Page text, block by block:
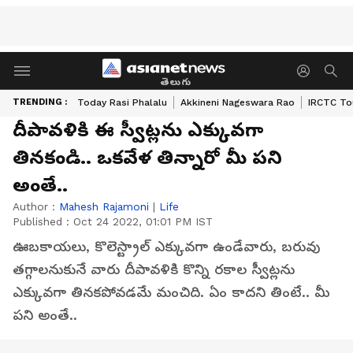
తెలుగు
TRENDING : Today Rasi Phalalu Akkineni Nageswara Rao IRCTC
దీపావళికి ఈ స్వీట్లను ఎక్కువగా
తినకండి.. ఒకవేళ తిన్నారో మీ పని
అంతే..
Author : Mahesh Rajamoni | Life
Published : Oct 24 2022, 01:01 PM IST
ఊబకాయలు, కొలెస్ట్రాల్ ఎక్కువగా ఉండేవారు, బరువు
తగ్గాలనుకునే వారు దీపావళికి కొన్ని రకాల స్వీట్లను
ఎక్కువగా తినకపోవడమే మంచిది. ఏం కాదని తింటే.. మీ
పని అంతే..